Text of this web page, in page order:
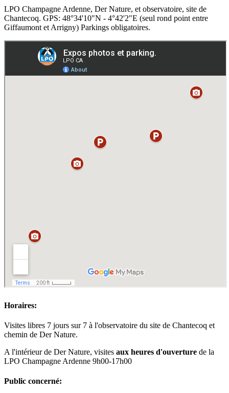
LPO Champagne Ardenne, Der Nature, et observatoire, site de
Chantecoq. GPS: 48°34'10"N - 4°42'2"E (seul rond point entre
Giffaumont et Arrigny) Parkings obligatoires.
Horaires:
Visites libres 7 jours sur 7 à l'observatoire du site de Chantecoq et
chemin de Der Nature.
A l'intérieur de Der Nature, visites aux heures d'ouverture de la
LPO Champagne Ardenne 9h00-17h00
Public concerné: